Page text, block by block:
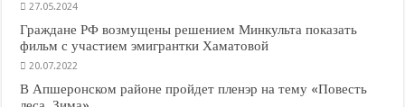
27.05.2024
Граждане РФ возмущены решением Минкульта показать
фильм с участием эмигрантки Хаматовой
20.07.2022
В Апшеронском районе пройдет пленэр на тему «Повесть